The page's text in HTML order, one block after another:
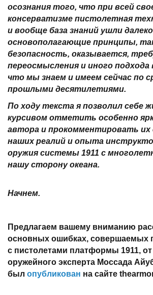
осознания того, что при всей
консерватизме пистолетная
и вообще база знаний ушли
основополагающие принципы,
безопасность, оказывается,
переосмысления и иного подхода
что мы знаем и имеем сейчас по
прошлыми десятилетиями.
По ходу текста я позволил себе
курсивом отметить особенно
автора и прокомментировать их
наших реалий и опыта
оружия системы 1911 с
нашу сторону океана.
Начнем.
Предлагаем вашему вниманию
основных ошибках, совершаемых
с пистолетами платформы 1911,
оружейного эксперта Моссада
был опубликован на сайте